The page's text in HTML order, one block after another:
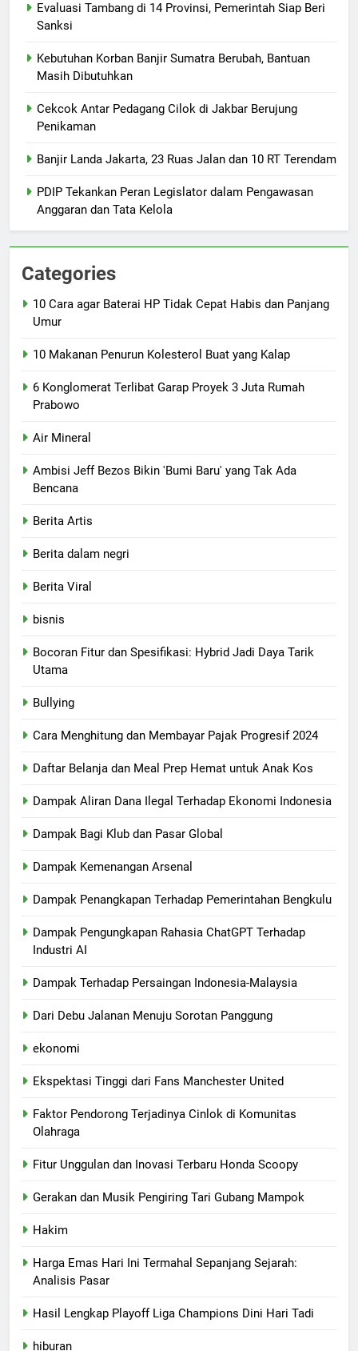
Evaluasi Tambang di 14 Provinsi, Pemerintah Siap Beri
Sanksi
Kebutuhan Korban Banjir Sumatra Berubah, Bantuan
Masih Dibutuhkan
Cekcok Antar Pedagang Cilok di Jakbar Berujung
Penikaman
Banjir Landa Jakarta, 23 Ruas Jalan dan 10 RT Terendam
PDIP Tekankan Peran Legislator dalam Pengawasan
Anggaran dan Tata Kelola
Categories
10 Cara agar Baterai HP Tidak Cepat Habis dan Panjang
Umur
10 Makanan Penurun Kolesterol Buat yang Kalap
6 Konglomerat Terlibat Garap Proyek 3 Juta Rumah
Prabowo
Air Mineral
Ambisi Jeff Bezos Bikin 'Bumi Baru' yang Tak Ada
Bencana
Berita Artis
Berita dalam negri
Berita Viral
bisnis
Bocoran Fitur dan Spesifikasi: Hybrid Jadi Daya Tarik
Utama
Bullying
Cara Menghitung dan Membayar Pajak Progresif 2024
Daftar Belanja dan Meal Prep Hemat untuk Anak Kos
Dampak Aliran Dana Ilegal Terhadap Ekonomi Indonesia
Dampak Bagi Klub dan Pasar Global
Dampak Kemenangan Arsenal
Dampak Penangkapan Terhadap Pemerintahan Bengkulu
Dampak Pengungkapan Rahasia ChatGPT Terhadap
Industri AI
Dampak Terhadap Persaingan Indonesia-Malaysia
Dari Debu Jalanan Menuju Sorotan Panggung
ekonomi
Ekspektasi Tinggi dari Fans Manchester United
Faktor Pendorong Terjadinya Cinlok di Komunitas
Olahraga
Fitur Unggulan dan Inovasi Terbaru Honda Scoopy
Gerakan dan Musik Pengiring Tari Gubang Mampok
Hakim
Harga Emas Hari Ini Termahal Sepanjang Sejarah:
Analisis Pasar
Hasil Lengkap Playoff Liga Champions Dini Hari Tadi
hiburan